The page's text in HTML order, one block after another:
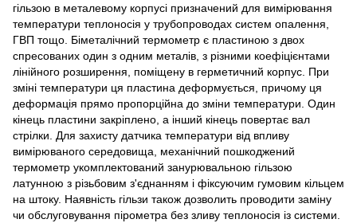
гільзою в металевому корпусі призначений для вимірювання
температури теплоносія у трубопроводах систем опалення,
ГВП тощо. Біметалічний термометр є пластиною з двох
спресованих один з одним металів, з різними коефіцієнтами
лінійного розширення, поміщену в герметичний корпус. При
зміні температури ця пластина деформується, причому ця
деформація прямо пропорційна до зміни температури. Один
кінець пластини закріплено, а інший кінець повертає вал
стрілки. Для захисту датчика температури від впливу
вимірюваного середовища, механічний пошкоджений
термометр укомплектований занурювальною гільзою
латунною з різьбовим з'єднанням і фіксуючим гумовим кільцем
на штоку. Наявність гільзи також дозволить проводити заміну
чи обслуговування пірометра без зливу теплоносія із системи.